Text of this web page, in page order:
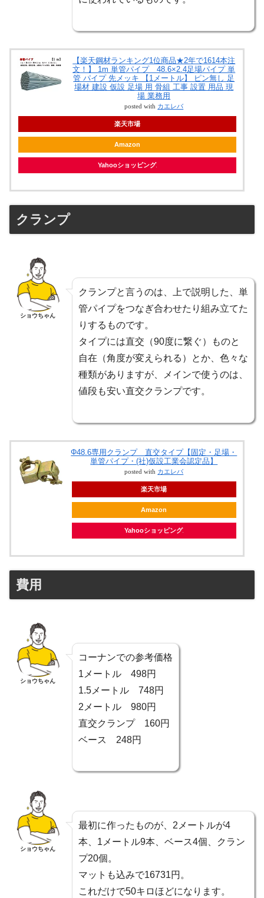
【楽天鋼材ランキング1位商品★2年で1614本注
文！】 1m 単管パイプ 48.6×2.4足場パイプ 単
管 パイプ 先メッキ 【1メートル】 ピン無し 足
場材 建設 仮設 足場 用 骨組 工事 設置 用品 現
場 業務用
posted with カエレバ
楽天市場
Amazon
Yahooショッピング
クランプ
ショウちゃん
クランプと言うのは、上で説明した、単
管パイプをつなぎ合わせたり組み立てた
りするものです。
タイプには直交（90度に繋ぐ）ものと
自在（角度が変えられる）とか、色々な
種類がありますが、メインで使うのは、
値段も安い直交クランプです。
Φ48.6専用クランプ 直交タイプ【固定・足場・
単管パイプ・(社)仮設工業会認定品】
posted with カエレバ
楽天市場
Amazon
Yahooショッピング
費用
ショウちゃん
コーナンでの参考価格
1メートル 498円
1.5メートル 748円
2メートル 980円
直交クランプ 160円
ベース 248円
ショウちゃん
最初に作ったものが、2メートルが4
本、1メートル9本、ベース4個、クラン
プ20個。
マットも込みで16731円。
これだけで50キロほどになります。